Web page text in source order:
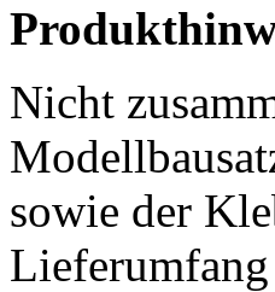
Nicht
sowie der